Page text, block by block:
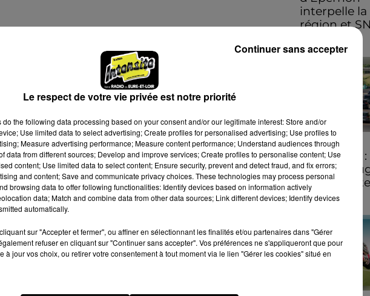
interpelle la
région et
8 août 2026
Bison Futé :
samedi
sur les
Le respect de votre vie privée est notre priorité
do the following data processing based on your consent and/or our legitimate interest: Store and/or
Use limited data to select advertising; Create profiles for personalised advertising; Use profiles to
Measure advertising performance; Measure content performance; Understand audiences through
data from different sources; Develop and improve services; Create profiles to personalise content; Use
content; Use limited data to select content; Ensure security, prevent and detect fraud, and fix errors;
and content; Save and communicate privacy choices. These technologies may process personal
browsing data to offer following functionalities: Identify devices based on information actively
data; Match and combine data from other data sources; Link different devices; Identify devices
automatically.
sur "Accepter et fermer", ou affiner en sélectionnant les finalités et/ou partenaires dans "Gérer
refuser en cliquant sur "Continuer sans accepter". Vos préférences ne s'appliqueront que pour
à jour vos choix, ou retirer votre consentement à tout moment via le lien "Gérer les cookies" situé en
Continuer sans accepter